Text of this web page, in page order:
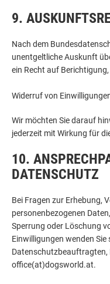
9.
Nach dem
unentgeltliche Auskunft
ein Recht auf
Widerruf von
Wir möchten Sie darauf
jederzeit mit Wirkung für
10.
DATENSCHUTZ
Bei Fragen zur Erhebung,
personenbezogenen
Sperrung oder Löschung
Einwilligungen wenden
Datenschutzbeauftragten,
office(at)dogsworld.at.